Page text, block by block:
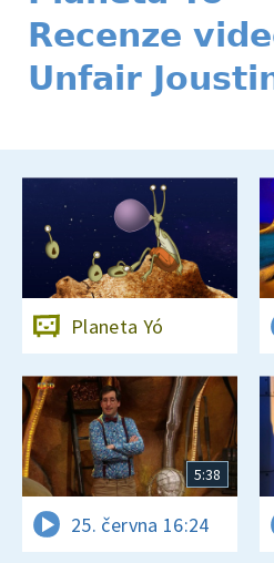
Recenze
Unfair
Planeta Yó
5:38
25. června 16:24